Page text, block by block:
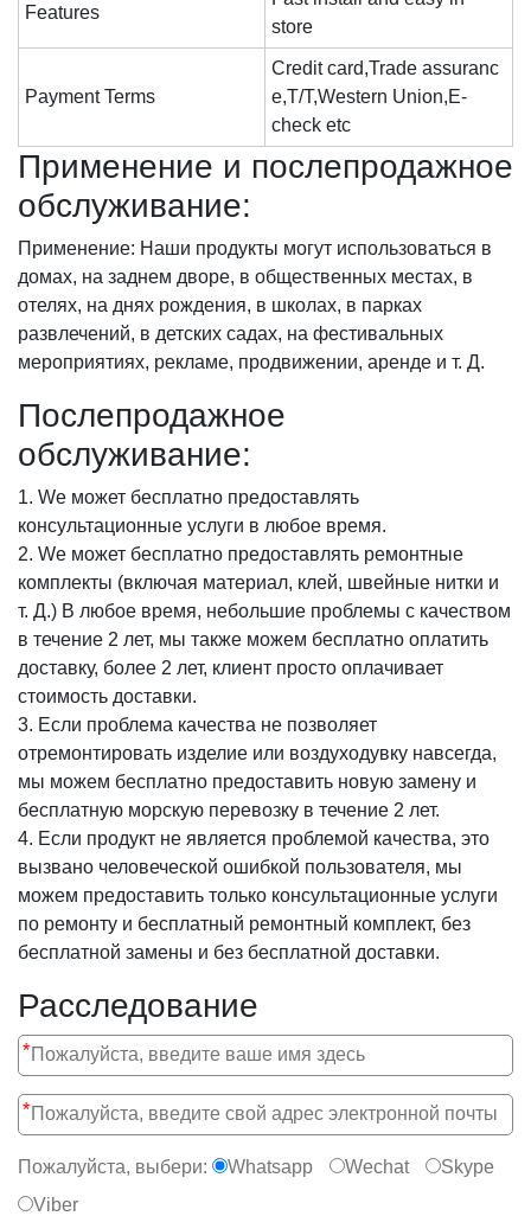
Features
store
Payment Terms
Credit card,Trade assuranc
e,T/T,Western Union,E-
check etc
Применение и послепродажное
обслуживание:
Применение: Наши продукты могут использоваться в
домах, на заднем дворе, в общественных местах, в
отелях, на днях рождения, в школах, в парках
развлечений, в детских садах, на фестивальных
мероприятиях, рекламе, продвижении, аренде и т. Д.
Послепродажное
обслуживание:
1. We может бесплатно предоставлять
консультационные услуги в любое время.
2. We может бесплатно предоставлять ремонтные
комплекты (включая материал, клей, швейные нитки и
т. Д.) В любое время, небольшие проблемы с качеством
в течение 2 лет, мы также можем бесплатно оплатить
доставку, более 2 лет, клиент просто оплачивает
стоимость доставки.
3. Если проблема качества не позволяет
отремонтировать изделие или воздуходувку навсегда,
мы можем бесплатно предоставить новую замену и
бесплатную морскую перевозку в течение 2 лет.
4. Если продукт не является проблемой качества, это
вызвано человеческой ошибкой пользователя, мы
можем предоставить только консультационные услуги
по ремонту и бесплатный ремонтный комплект, без
бесплатной замены и без бесплатной доставки.
Расследование
*
*
Пожалуйста, выбери: Whatsapp Wechat
Skype
Viber